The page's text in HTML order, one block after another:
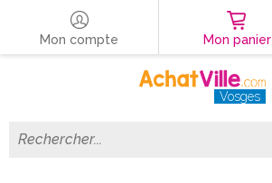
Vosges
Mon compte Mon panier